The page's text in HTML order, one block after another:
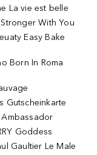
La vie est belle
With You
Easy Bake
Born In Roma
Gutscheinkarte
Goddess
Gaultier Le Male